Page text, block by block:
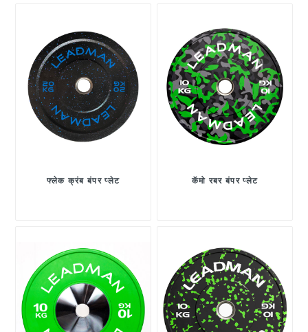
फ्लेक क्रंब बंपर प्लेट कॅमो रबर बंपर प्लेट